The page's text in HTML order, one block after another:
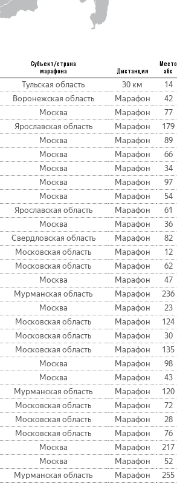
Субъект/страна
марафона
Дистанция
Место
абс
Тульская область 30 км 14
Воронежская область Марафон 42
Москва Марафон 77
Ярославская область Марафон 179
Москва Марафон 89
Москва Марафон 66
Москва Марафон 34
Москва Марафон 97
Москва Марафон 54
Ярославская область Марафон 61
Москва Марафон 36
Свердловская область Марафон 82
Московская область Марафон 12
Московская область Марафон 62
Москва Марафон 47
Мурманская область Марафон 236
Москва Марафон 23
Московская область Марафон 124
Московская область Марафон 30
Московская область Марафон 135
Москва Марафон 98
Москва Марафон 43
Мурманская область Марафон 120
Московская область Марафон 72
Московская область Марафон 28
Московская область Марафон 76
Москва Марафон 217
Москва Марафон 52
Мурманская область Марафон 255